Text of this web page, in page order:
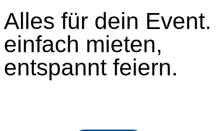
Alles für dein Event.
einfach mieten,
entspannt feiern.